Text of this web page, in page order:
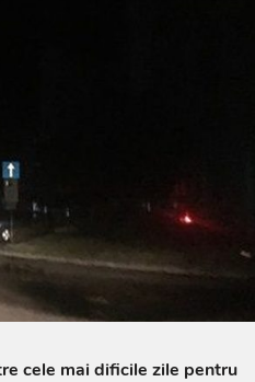
cele mai dificile zile pentru